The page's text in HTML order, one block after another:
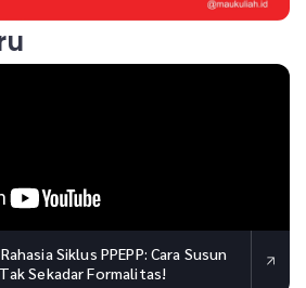
Siklus PPEPP: Cara Susun
Sekadar Formalitas!